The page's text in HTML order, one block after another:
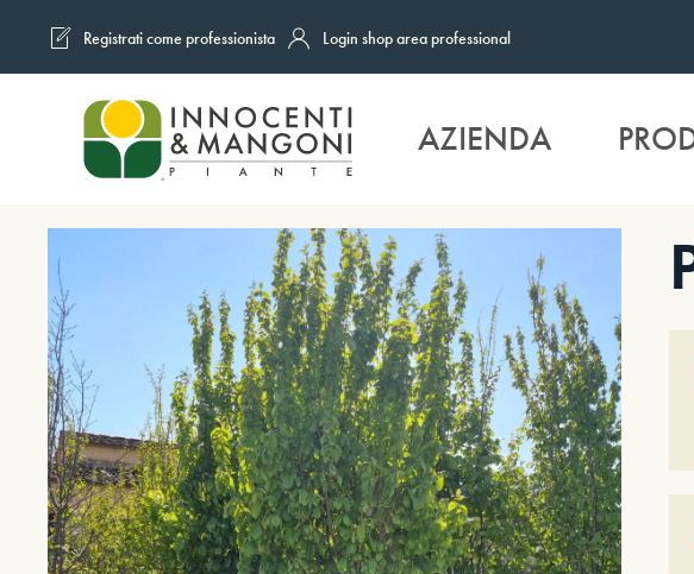
Skip to main content
Registrati come professionista Login shop area professional
AZIENDA